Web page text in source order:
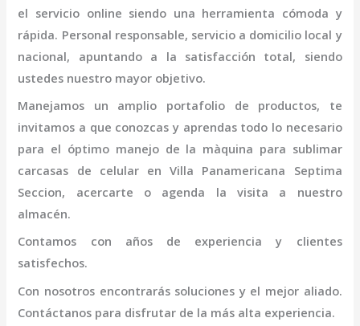
el servicio online siendo una herramienta cómoda y
rápida. Personal responsable, servicio a domicilio local y
nacional, apuntando a la satisfacción total, siendo
ustedes nuestro mayor objetivo.
Manejamos un amplio portafolio de productos, te
invitamos a que conozcas y aprendas todo lo necesario
para el óptimo manejo de la màquina para sublimar
carcasas de celular en Villa Panamericana Septima
Seccion, acercarte o agenda la visita a nuestro
almacén.
Contamos con años de experiencia y clientes
satisfechos.
Con nosotros encontrarás soluciones y el mejor aliado.
Contáctanos para disfrutar de la más alta experiencia.